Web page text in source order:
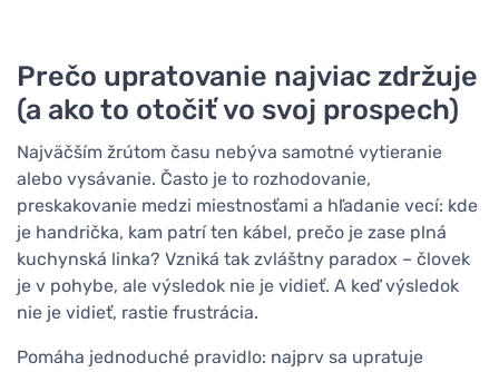
Prečo upratovanie najviac zdržuje
(a ako to otočiť vo svoj prospech)
Najväčším žrútom času nebýva samotné vytieranie
alebo vysávanie. Často je to rozhodovanie,
preskakovanie medzi miestnosťami a hľadanie vecí: kde
je handrička, kam patrí ten kábel, prečo je zase plná
kuchynská linka? Vzniká tak zvláštny paradox – človek
je v pohybe, ale výsledok nie je vidieť. A keď výsledok
nie je vidieť, rastie frustrácia.
Pomáha jednoduché pravidlo: najprv sa upratuje